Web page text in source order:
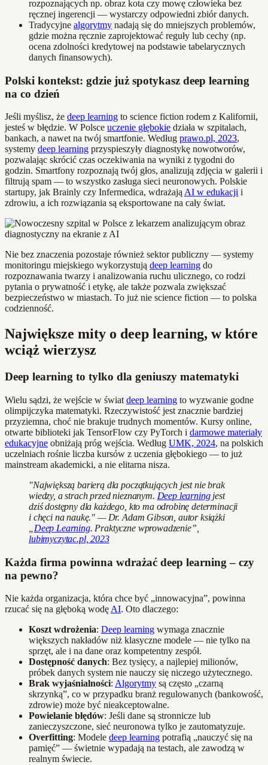
rozpoznających np. obraz kota czy mowę człowieka bez
ręcznej ingerencji — wystarczy odpowiedni zbiór danych.
Tradycyjne algorytmy nadają się do mniejszych problemów,
gdzie można ręcznie zaprojektować reguły lub cechy (np.
ocena zdolności kredytowej na podstawie tabelarycznych
danych finansowych).
Polski kontekst: gdzie już spotykasz deep learning
na co dzień
Jeśli myślisz, że deep learning to science fiction rodem z Kalifornii,
jesteś w błędzie. W Polsce uczenie głębokie działa w szpitalach,
bankach, a nawet na twój smartfonie. Według prawo.pl, 2023,
systemy deep learning przyspieszyły diagnostykę nowotworów,
pozwalając skrócić czas oczekiwania na wyniki z tygodni do
godzin. Smartfony rozpoznają twój głos, analizują zdjęcia w galerii i
filtrują spam — to wszystko zasługa sieci neuronowych. Polskie
startupy, jak Brainly czy Infermedica, wdrażają AI w edukacji i
zdrowiu, a ich rozwiązania są eksportowane na cały świat.
Nie bez znaczenia pozostaje również sektor publiczny — systemy
monitoringu miejskiego wykorzystują deep learning do
rozpoznawania twarzy i analizowania ruchu ulicznego, co rodzi
pytania o prywatność i etykę, ale także pozwala zwiększać
bezpieczeństwo w miastach. To już nie science fiction — to polska
codzienność.
Największe mity o deep learning, w które
wciąż wierzysz
Deep learning to tylko dla geniuszy matematyki
Wielu sądzi, że wejście w świat deep learning to wyzwanie godne
olimpijczyka matematyki. Rzeczywistość jest znacznie bardziej
przyziemna, choć nie brakuje trudnych momentów. Kursy online,
otwarte biblioteki jak TensorFlow czy PyTorch i darmowe materiały
edukacyjne obniżają próg wejścia. Według UMK, 2024, na polskich
uczelniach rośnie liczba kursów z uczenia głębokiego — to już
mainstream akademicki, a nie elitarna nisza.
"Największą barierą dla początkujących jest nie brak
wiedzy, a strach przed nieznanym. Deep learningjest
dziś dostępny dla każdego, kto ma odrobinę determinacji
i chęci na naukę." — Dr. Adam Gibson, autor książki
Deep Learning. Praktyczne wprowadzenie”,
lubimyczytac.pl, 2023
Każda firma powinna wdrażać deep learning – czy
na pewno?
Nie każda organizacja, która chce być „innowacyjna”, powinna
rzucać się na głęboką wodę AI. Oto dlaczego:
Koszt wdrożenia: Deep learning wymaga znacznie
większych nakładów niż klasyczne modele — nie tylko na
sprzęt, ale i na dane oraz kompetentny zespół.
Dostępność danych: Bez tysięcy, a najlepiej milionów,
próbek danych system nie nauczy się niczego użytecznego.
Brak wyjaśnialności: Algorytmy są często „czarną
skrzynką”, co w przypadku branż regulowanych (bankowość,
zdrowie) może być nieakceptowalne.
Powielanie błędów: Jeśli dane są stronnicze lub
zanieczyszczone, sieć neuronowa tylko je zautomatyzuje.
Overfitting: Modele deep learning potrafią „nauczyć się na
pamięć” — świetnie wypadają na testach, ale zawodzą w
realnym świecie.